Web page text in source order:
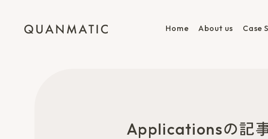
Home About us Case
Applicationsの記